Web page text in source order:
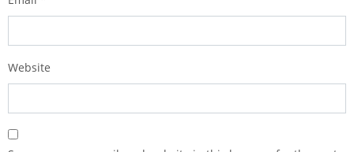
Website